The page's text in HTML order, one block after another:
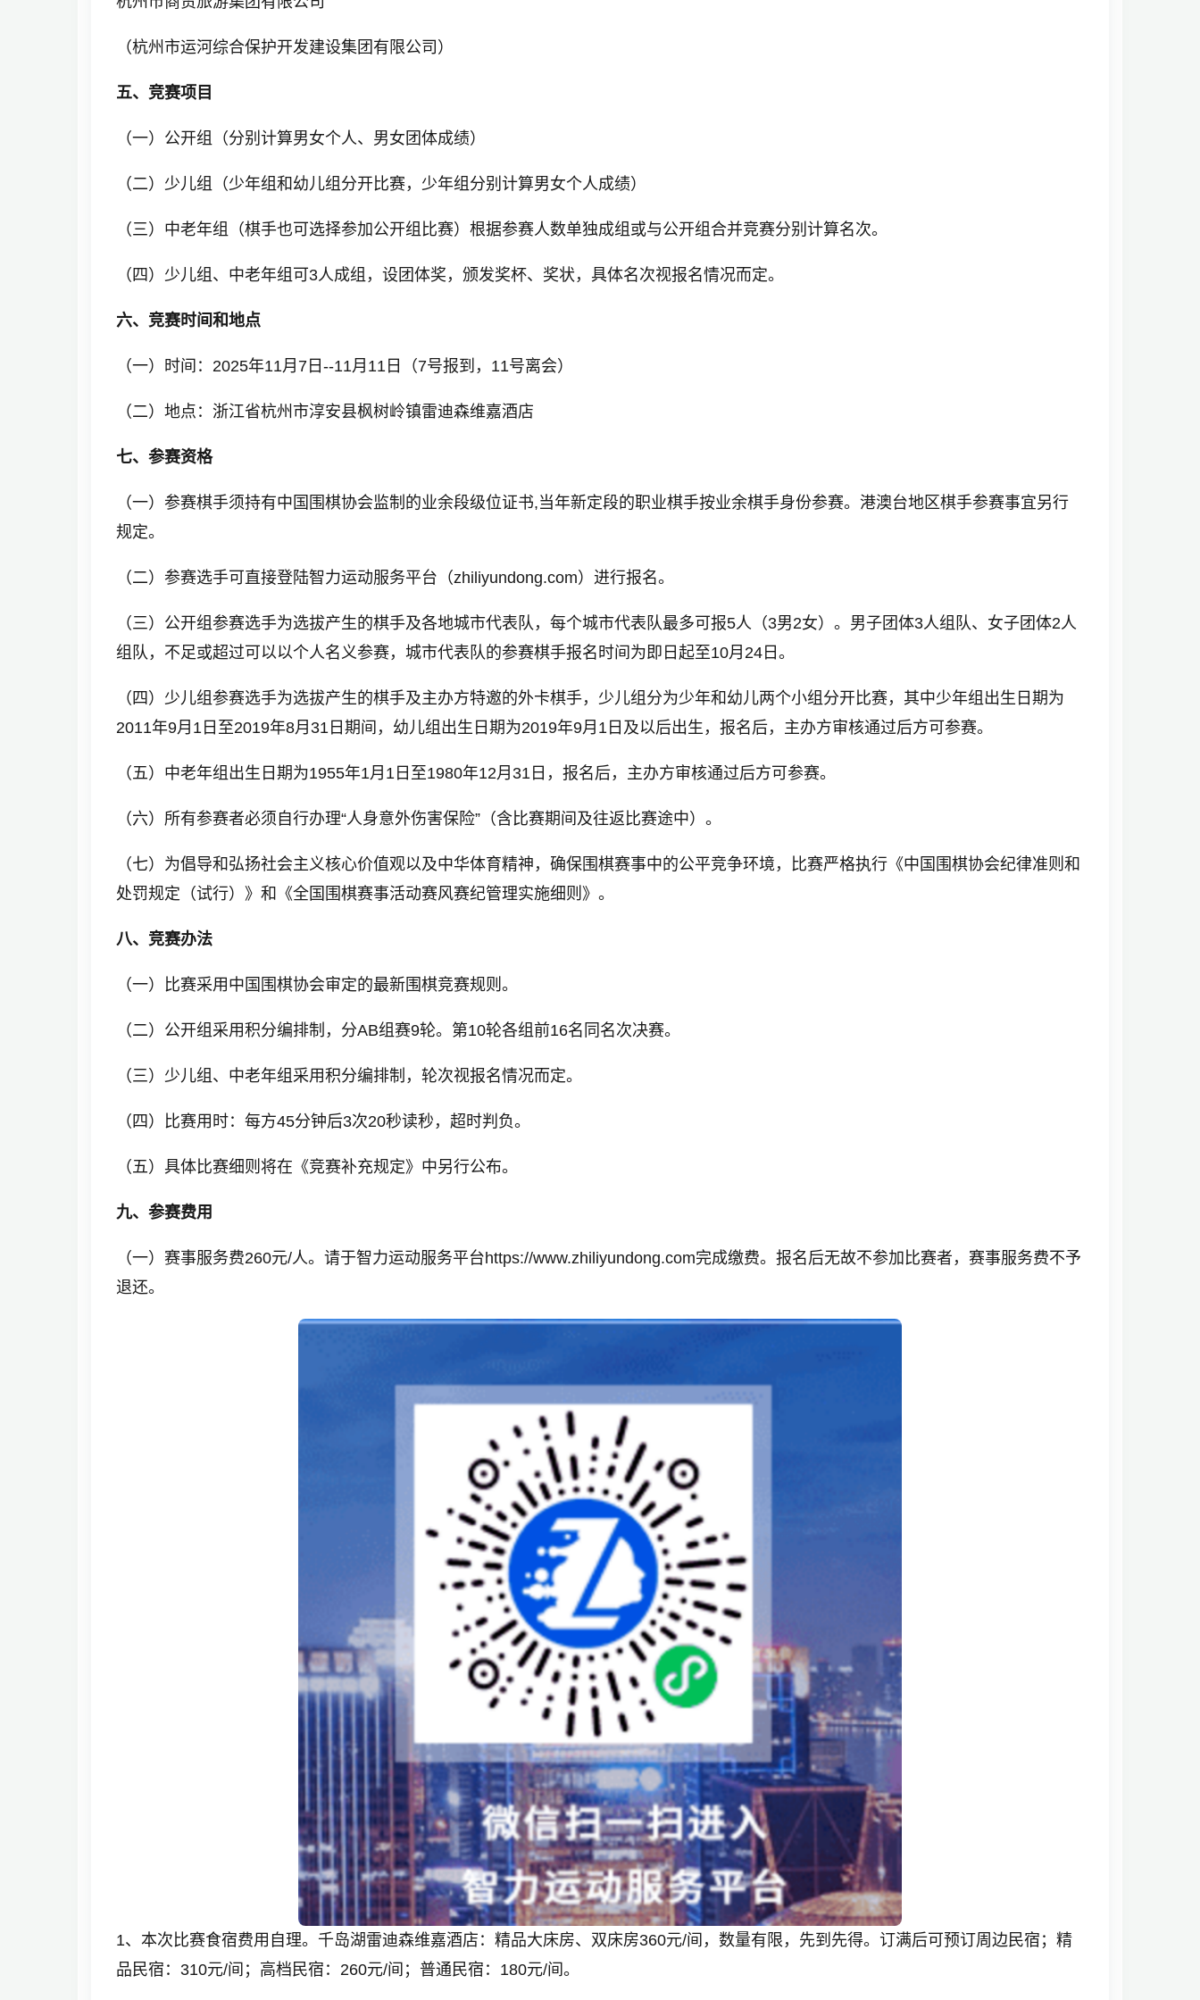
（杭州市运河综合保护开发建设集团有限公司）
五、竞赛项目
（一）公开组（分别计算男女个人、男女团体成绩）
（二）少儿组（少年组和幼儿组分开比赛，少年组分别计算男女个人成绩）
（三）中老年组（棋手也可选择参加公开组比赛）根据参赛人数单独成组或与公开组合并竞赛分别计算名次。
（四）少儿组、中老年组可3人成组，设团体奖，颁发奖杯、奖状，具体名次视报名情况而定。
六、竞赛时间和地点
（一）时间：2025年11月7日--11月11日（7号报到，11号离会）
（二）地点：浙江省杭州市淳安县枫树岭镇雷迪森维嘉酒店
七、参赛资格
（一）参赛棋手须持有中国围棋协会监制的业余段级位证书,当年新定段的职业棋手按业余棋手身份参赛。港澳台地区棋手参赛事宜另行
规定。
（二）参赛选手可直接登陆智力运动服务平台（zhiliyundong.com）进行报名。
（三）公开组参赛选手为选拔产生的棋手及各地城市代表队，每个城市代表队最多可报5人（3男2女）。男子团体3人组队、女子团体2人
组队，不足或超过可以以个人名义参赛，城市代表队的参赛棋手报名时间为即日起至10月24日。
（四）少儿组参赛选手为选拔产生的棋手及主办方特邀的外卡棋手，少儿组分为少年和幼儿两个小组分开比赛，其中少年组出生日期为
2011年9月1日至2019年8月31日期间，幼儿组出生日期为2019年9月1日及以后出生，报名后，主办方审核通过后方可参赛。
（五）中老年组出生日期为1955年1月1日至1980年12月31日，报名后，主办方审核通过后方可参赛。
（六）所有参赛者必须自行办理“人身意外伤害保险”（含比赛期间及往返比赛途中）。
（七）为倡导和弘扬社会主义核心价值观以及中华体育精神，确保围棋赛事中的公平竞争环境，比赛严格执行《中国围棋协会纪律准则和
处罚规定（试行）》和《全国围棋赛事活动赛风赛纪管理实施细则》。
八、竞赛办法
（一）比赛采用中国围棋协会审定的最新围棋竞赛规则。
（二）公开组采用积分编排制，分AB组赛9轮。第10轮各组前16名同名次决赛。
（三）少儿组、中老年组采用积分编排制，轮次视报名情况而定。
（四）比赛用时：每方45分钟后3次20秒读秒，超时判负。
（五）具体比赛细则将在《竞赛补充规定》中另行公布。
九、参赛费用
（一）赛事服务费260元/人。请于智力运动服务平台https://www.zhiliyundong.com完成缴费。报名后无故不参加比赛者，赛事服务费不予
退还。
1、本次比赛食宿费用自理。千岛湖雷迪森维嘉酒店：精品大床房、双床房360元/间，数量有限，先到先得。订满后可预订周边民宿；精
品民宿：310元/间；高档民宿：260元/间；普通民宿：180元/间。